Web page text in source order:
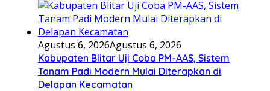
Agustus 6, 2026Agustus 6, 2026
Kabupaten Blitar Uji Coba PM-AAS, Sistem
Tanam Padi Modern Mulai Diterapkan di
Delapan Kecamatan